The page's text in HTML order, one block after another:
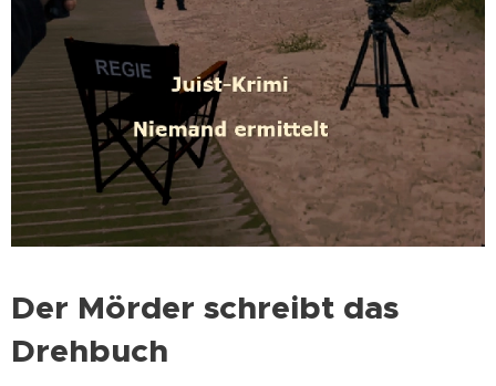
Der Mörder schreibt das
Drehbuch